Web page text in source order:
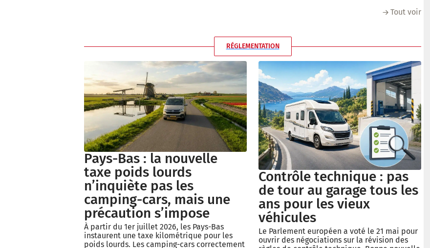
Tout voir
RÉGLEMENTATION
Pays-Bas : la nouvelle
taxe poids lourds
n’inquiète pas les
camping-cars, mais une
précaution s’impose
À partir du 1er juillet 2026, les Pays-Bas
instaurent une taxe kilométrique pour les
poids lourds. Les camping-cars correctement
Contrôle technique : pas
de tour au garage tous les
ans pour les vieux
véhicules
Le Parlement européen a voté le 21 mai pour
ouvrir des négociations sur la révision des